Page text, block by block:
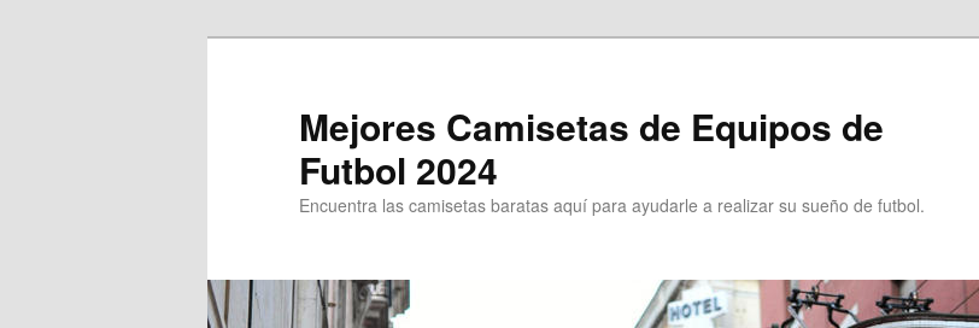
Mejores Camisetas de Equipos de
Futbol 2024
Encuentra las camisetas baratas aquí para ayudarle a realizar su sueño de futbol.